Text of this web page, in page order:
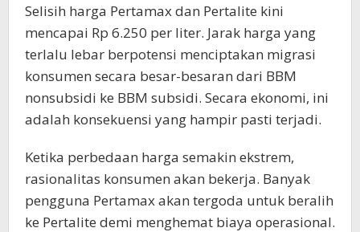
Selisih harga Pertamax dan Pertalite kini
mencapai Rp 6.250 per liter. Jarak harga yang
terlalu lebar berpotensi menciptakan migrasi
konsumen secara besar-besaran dari BBM
nonsubsidi ke BBM subsidi. Secara ekonomi, ini
adalah konsekuensi yang hampir pasti terjadi.
Ketika perbedaan harga semakin ekstrem,
rasionalitas konsumen akan bekerja. Banyak
pengguna Pertamax akan tergoda untuk beralih
ke Pertalite demi menghemat biaya operasional.